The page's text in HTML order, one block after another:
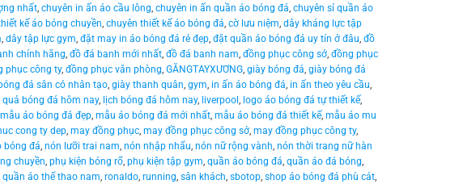
nhất, chuyên in ấn áo cầu lông, chuyên in ấn quần áo bóng đá, chuyên sỉ quần áo
kế áo bóng chuyền, chuyên thiết kế áo bóng đá, cờ lưu niệm, dây kháng lực tập
, dây tập lực gym, đặt may in áo bóng đá rẻ đẹp, đặt quần áo bóng đá uy tín ở đâu, đồ
chính hãng, đồ đá banh mới nhất, đồ đá banh nam, đồng phục công sở, đồng phục
phục công ty, đồng phục văn phòng, GĂNGTAYXƯƠNG, giày bóng đá, giày bóng đá
đá sân cỏ nhân tạo, giày thanh quân, gym, in ấn áo bóng đá, in ấn theo yêu cầu,
quả bóng đá hôm nay, lịch bóng đá hôm nay, liverpool , logo áo bóng đá tự thiết kế,
mẫu áo bóng đá đẹp, mẫu áo bóng đá mới nhất, mẫu áo bóng đá thiết kế, mẫu áo mu
cong ty dep, may đồng phục, may đồng phục công sở, may đồng phục công ty,
bóng đá, nón lưỡi trai nam, nón nhập nhẩu, nón nữ rộng vành, nón thời trang nữ hàn
chuyền, phụ kiện bóng rổ, phụ kiện tập gym, quần áo bóng đá, quần áo đá bóng,
quần áo thể thao nam, ronaldo, running, sân khách, sbotop, shop áo bóng đá phù cát,